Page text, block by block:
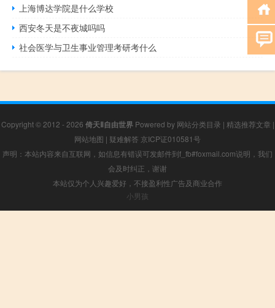
上海博达学院是什么学校
西安冬天是不夜城吗吗
社会医学与卫生事业管理考研考什么
Copyright © 2012 - 2026 倚天Ⅱ自由世界Powered by 网站分类目录 | 精选推荐文章 |
网站地图 | 疑难解答 京ICP证010581号
声明：本站内容来自互联网，如信息有错误可发邮件到f_fb#foxmail.com说明，我们
会及时纠正，谢谢
本站仅为个人兴趣爱好，不接盈利性广告及商业合作
小男孩